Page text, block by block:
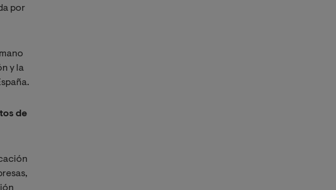
por
y la
de